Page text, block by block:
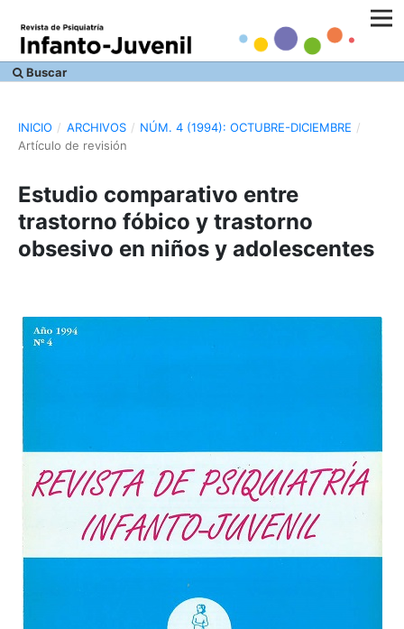
Buscar
INICIO / ARCHIVOS / NÚM. 4 (1994): OCTUBRE-DICIEMBRE /
Artículo de revisión
Estudio comparativo entre
trastorno fóbico y trastorno
obsesivo en niños y adolescentes